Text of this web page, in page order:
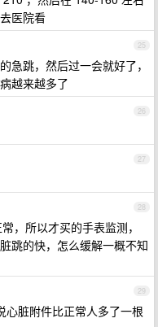
医院看
25
急跳，然后过一会就好了，
越来越多了
26
27
28
，所以才买的手表监测，
跳的快，怎么缓解一概不知
29
心脏附件比正常人多了一根